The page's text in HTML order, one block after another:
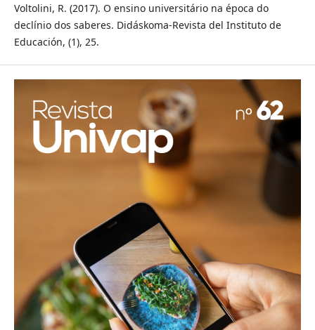
Voltolini, R. (2017). O ensino universitário na época do
declínio dos saberes. Didáskoma-Revista del Instituto de
Educación, (1), 25.